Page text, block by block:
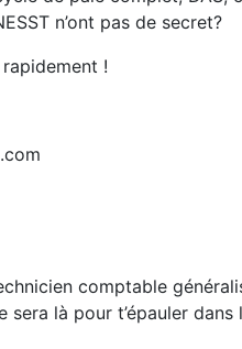
n’ont pas de secret?
!
comptable
sera là pour t’épauler dans